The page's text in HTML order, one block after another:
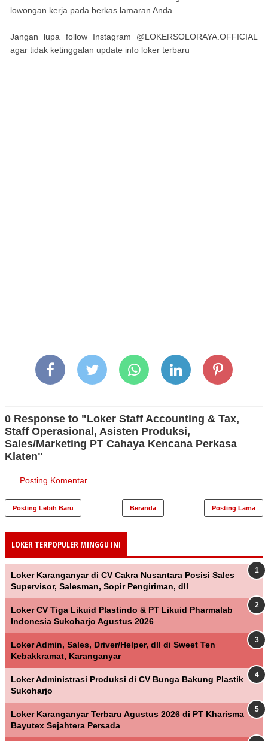
lowongan kerja pada berkas lamaran Anda
Jangan lupa follow Instagram @LOKERSOLORAYA.OFFICIAL
agar tidak ketinggalan update info loker terbaru
0 Response to "Loker Staff Accounting & Tax,
Staff Operasional, Asisten Produksi,
Sales/Marketing PT Cahaya Kencana Perkasa
Klaten"
Posting Komentar
Posting Lebih Baru Posting Lama
Beranda
LOKER TERPOPULER MINGGU INI
Loker Karanganyar di CV Cakra Nusantara Posisi Sales
Supervisor, Salesman, Sopir Pengiriman, dll
Loker CV Tiga Likuid Plastindo & PT Likuid Pharmalab
Indonesia Sukoharjo Agustus 2026
Loker Admin, Sales, Driver/Helper, dll di Sweet Ten
Kebakkramat, Karanganyar
Loker Administrasi Produksi di CV Bunga Bakung Plastik
Sukoharjo
Loker Karanganyar Terbaru Agustus 2026 di PT Kharisma
Bayutex Sejahtera Persada